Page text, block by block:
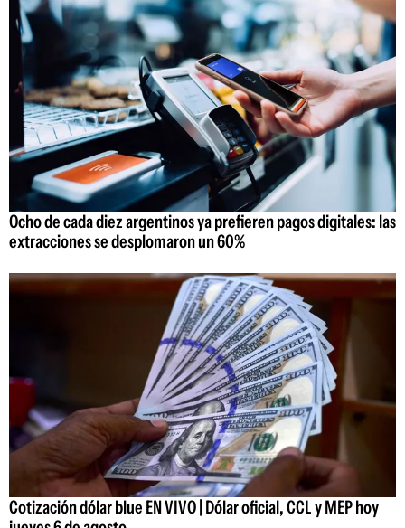
Ocho de cada diez argentinos ya prefieren pagos digitales: las
extracciones se desplomaron un 60%
Cotización dólar blue EN VIVO | Dólar oficial, CCL y MEP hoy